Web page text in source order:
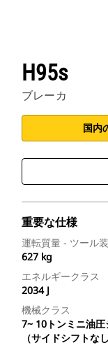
H95s
ブレーカ
国内
重要な仕様
運転質量 - ツール
627 kg
エネルギークラス
2034 J
機械クラス
7~ 10トンミニ油
（サイドシフトなし